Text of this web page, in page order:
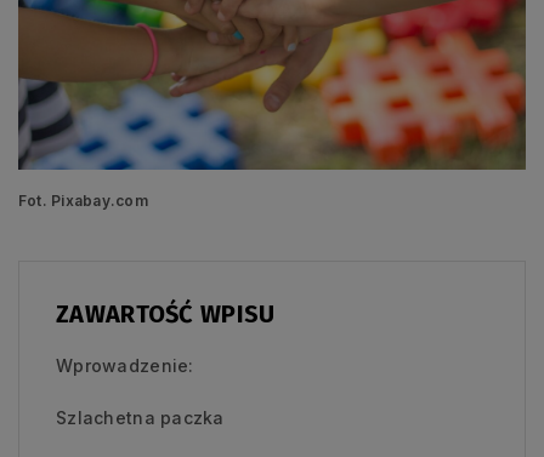
Fot. Pixabay.com
ZAWARTOŚĆ WPISU
Wprowadzenie:
Szlachetna paczka